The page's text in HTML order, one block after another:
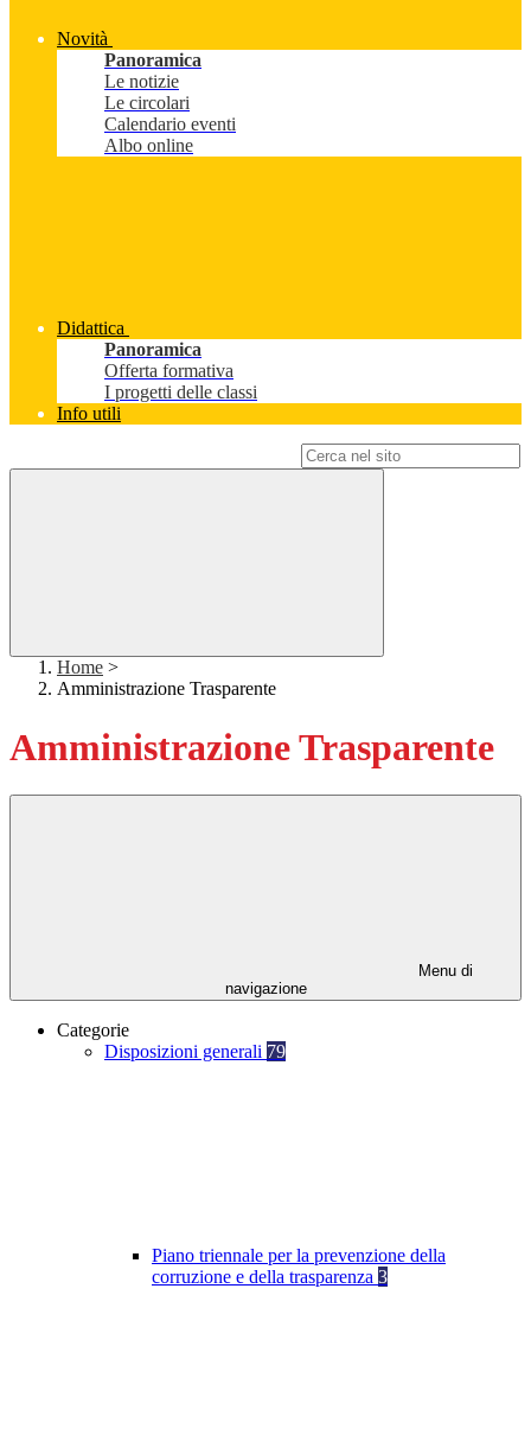
Novità
Panoramica
Le notizie
Le circolari
Calendario eventi
Albo online
Didattica
Panoramica
Offerta formativa
I progetti delle classi
Info utili
Home >
Amministrazione Trasparente
Amministrazione Trasparente
Menu di
navigazione
Categorie
Disposizioni generali 79
Piano triennale per la prevenzione della
corruzione e della trasparenza 3